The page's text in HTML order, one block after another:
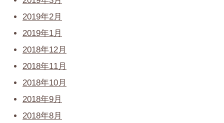
2019年2月
2019年1月
2018年12月
2018年11月
2018年10月
2018年9月
2018年8月